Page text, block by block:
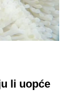
li uopće